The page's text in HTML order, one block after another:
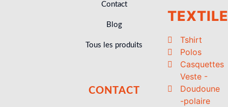
TEXTILE
Tshirt
Polos
Casquettes
Veste -
Doudoune
-polaire
Contact
Blog
Tous les produits
CONTACT